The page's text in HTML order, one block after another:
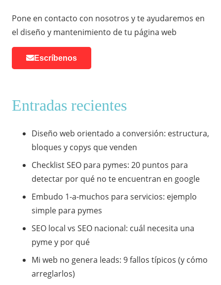
Pone en contacto con nosotros y te ayudaremos en
el diseño y mantenimiento de tu página web
Escríbenos
Entradas recientes
Diseño web orientado a conversión: estructura,
bloques y copys que venden
Checklist SEO para pymes: 20 puntos para
detectar por qué no te encuentran en google
Embudo 1-a-muchos para servicios: ejemplo
simple para pymes
SEO local vs SEO nacional: cuál necesita una
pyme y por qué
Mi web no genera leads: 9 fallos típicos (y cómo
arreglarlos)